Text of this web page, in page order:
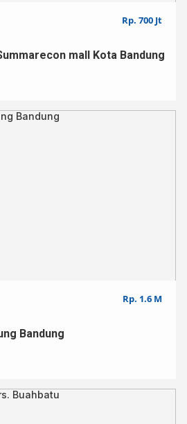
Rp. 700 Jt
mall Kota Bandung
Rp. 1.6 M
Bandung